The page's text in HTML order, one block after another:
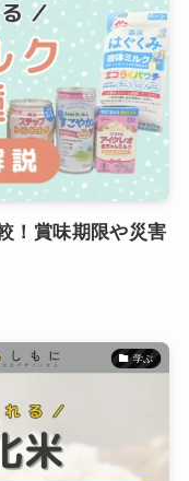
！賞味期限や災害
学ぶ